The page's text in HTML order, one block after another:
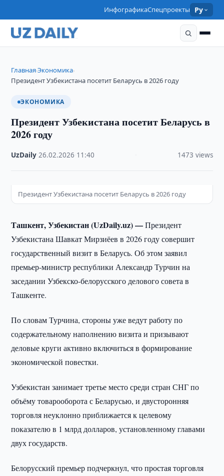
ИнфографикаСпецпроекты Ру
Главная›Экономика›
Президент Узбекистана посетит Беларусь в 2026 году
ЭКОНОМИКА
Президент Узбекистана посетит Беларусь в
2026 году
UzDaily ·26.02.2026 11:40 1473 views
Президент Узбекистана посетит Беларусь в 2026 году
Ташкент, Узбекистан (UzDaily.uz) —Президент
Узбекистана Шавкат Мирзиёев в 2026 году совершит
государственный визит в Беларусь. Об этом заявил
премьер-министр республики Александр Турчин на
заседании Узбекско-белорусского делового совета в
Ташкенте.
По словам Турчина, стороны уже ведут работу по
содержательному наполнению визита и призывают
деловые круги активно включиться в формирование
экономической повестки.
Узбекистан занимает третье место среди стран СНГ по
объёму товарооборота с Беларусью, и двусторонняя
торговля неуклонно приближается к целевому
показателю в 1 млрд долларов, установленному главами
двух государств.
Белорусский премьер подчеркнул, что простая торговля